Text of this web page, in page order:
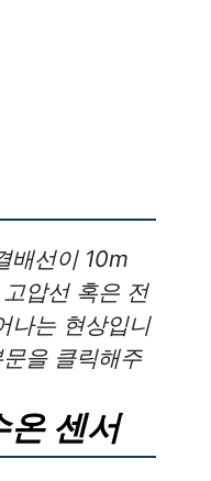
배선이 10m
압선 혹은 전
나는 현상입니
을 클릭해주
센서